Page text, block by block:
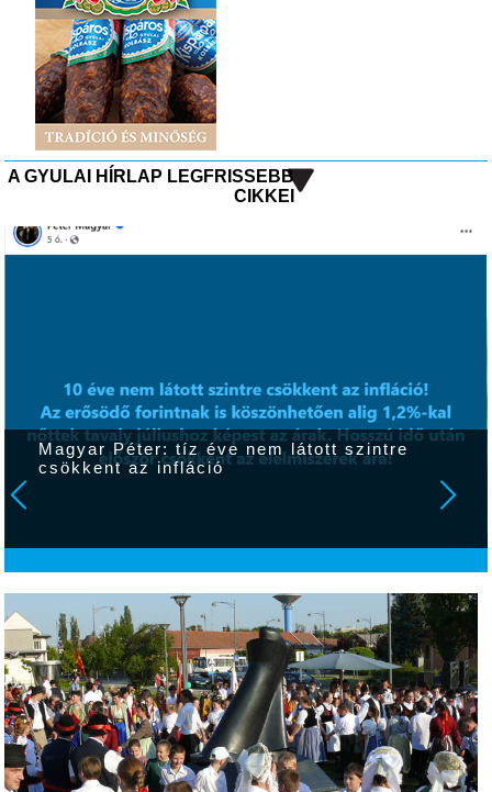
A GYULAI HÍRLAP LEGFRISSEBB
CIKKEI
Magyar Péter: tíz éve nem látott szintre
csökkent az infláció